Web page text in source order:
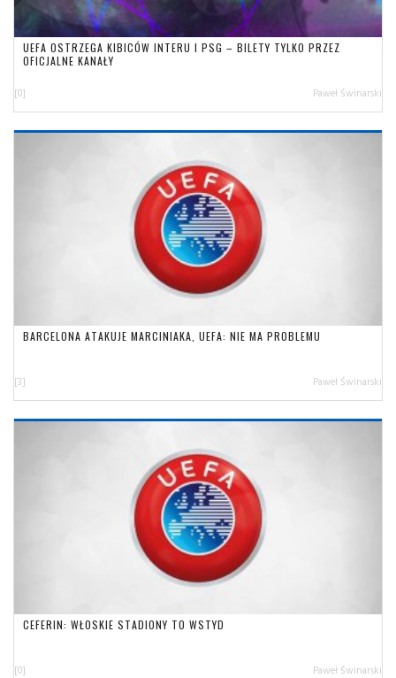
UEFA OSTRZEGA KIBICÓW INTERU I PSG – BILETY TYLKO PRZEZ
OFICJALNE KANAŁY
[0] Paweł Świnarski
BARCELONA ATAKUJE MARCINIAKA, UEFA: NIE MA PROBLEMU
[3] Paweł Świnarski
CEFERIN: WŁOSKIE STADIONY TO WSTYD
[0] Paweł Świnarski